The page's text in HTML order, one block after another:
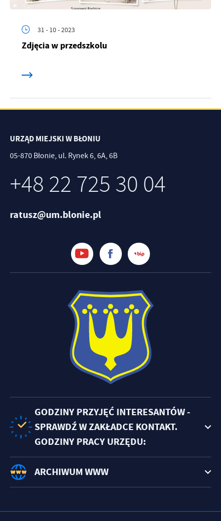
31 - 10 - 2023
Zdjęcia w przedszkolu
URZĄD MIEJSKI W BŁONIU
05-870 Błonie, ul. Rynek 6, 6A, 6B
+48 22 725 30 04
ratusz@um.blonie.pl
GODZINY PRZYJĘĆ INTERESANTÓW -
SPRAWDŹ W ZAKŁADCE KONTAKT.
GODZINY PRACY URZĘDU:
ARCHIWUM WWW